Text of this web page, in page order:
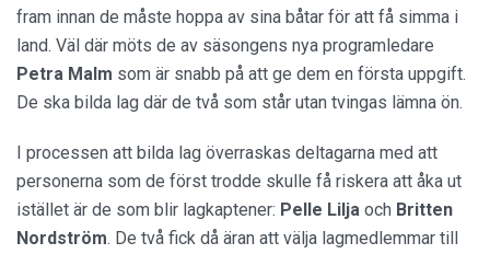
fram innan de måste hoppa av sina båtar för att få simma i
land. Väl där möts de av säsongens nya programledare
Petra Malm som är snabb på att ge dem en första uppgift.
De ska bilda lag där de två som står utan tvingas lämna ön.
I processen att bilda lag överraskas deltagarna med att
personerna som de först trodde skulle få riskera att åka ut
istället är de som blir lagkaptener: Pelle Lilja och Britten
Nordström. De två fick då äran att välja lagmedlemmar till